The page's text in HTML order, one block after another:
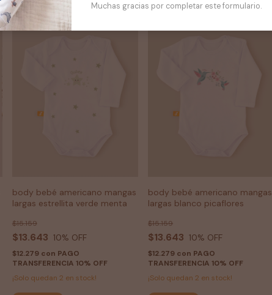
body bebé americano mangas
largas estrellita verde menta
$13.643
$15.159
10% OFF
$12.279 con PAGO
TRANSFERENCIA 10% OFF
¡Solo quedan 2 en stock!
body bebé americano mangas
largas blanco picaflores
$13.643
$15.159
10% OFF
$12.279 con PAGO
TRANSFERENCIA 10% OFF
¡Solo quedan2 en stock!
Muchas gracias por completar este formulario.